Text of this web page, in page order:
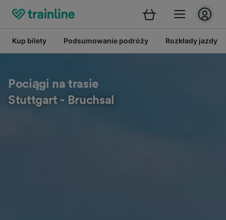
Kup bilety Podsumowanie podróży Rozkłady jazdy
Pociągi na trasie
Stuttgart - Bruchsal